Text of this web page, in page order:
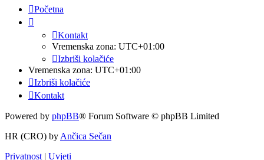
Početna
Kontakt
Vremenska zona: UTC+01:00
Izbriši kolačiće
Vremenska zona: UTC+01:00
Izbriši kolačiće
Kontakt
Powered by phpBB® Forum Software © phpBB Limited
HR (CRO) by Ančica Sečan
Privatnost | Uvjeti